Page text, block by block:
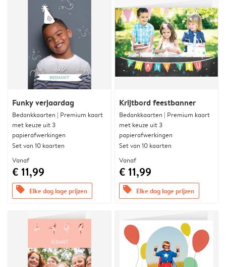
Funky verjaardag
Bedankkaarten | Premium kaart
met keuze uit 3
papierafwerkingen
Set van 10 kaarten
Vanaf
€ 11,99
offers Elke dag lage prijzen
Krijtbord feestbanner
Bedankkaarten | Premium kaart
met keuze uit 3
papierafwerkingen
Set van 10 kaarten
Vanaf
€ 11,99
offers Elke dag lage prijzen